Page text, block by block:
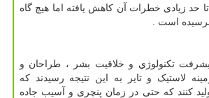
حد زیادی خطرات آن کاهش یافته اما هیچ گاه
است .
تکنولوژي و خلاقیت بشر ، طراحان و
لاستیک و تایر به این نتیجه رسیدند که
کنند که حتی در زمان پنچری و آسیب جاده